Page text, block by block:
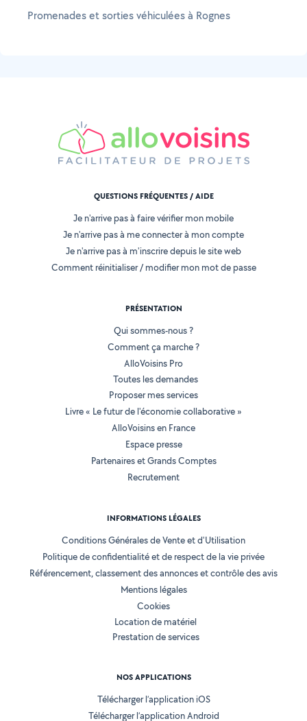
Promenades et sorties véhiculées à Rognes
QUESTIONS FRÉQUENTES / AIDE
Je n'arrive pas à faire vérifier mon mobile
Je n'arrive pas à me connecter à mon compte
Je n'arrive pas à m'inscrire depuis le site web
Comment réinitialiser / modifier mon mot de passe
PRÉSENTATION
Qui sommes-nous ?
Comment ça marche ?
AlloVoisins Pro
Toutes les demandes
Proposer mes services
Livre « Le futur de l'économie collaborative »
AlloVoisins en France
Espace presse
Partenaires et Grands Comptes
Recrutement
INFORMATIONS LÉGALES
Conditions Générales de Vente et d'Utilisation
Politique de confidentialité et de respect de la vie privée
Référencement, classement des annonces et contrôle des avis
Mentions légales
Cookies
Location de matériel
Prestation de services
NOS APPLICATIONS
Télécharger l’application iOS
Télécharger l’application Android